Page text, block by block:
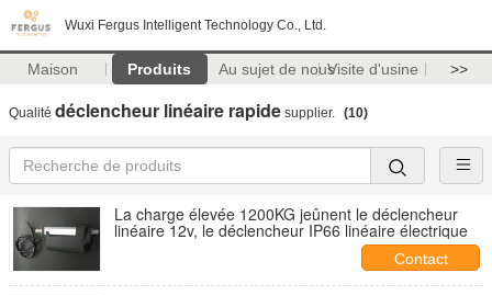
Wuxi Fergus Intelligent Technology Co., Ltd.
Maison Produits Au sujet de nousVisite d'usine >>
Qualité déclencheur linéaire rapide supplier. (10)
La charge élevée 1200KG jeûnent le déclencheur
linéaire 12v, le déclencheur IP66 linéaire électrique
Contact